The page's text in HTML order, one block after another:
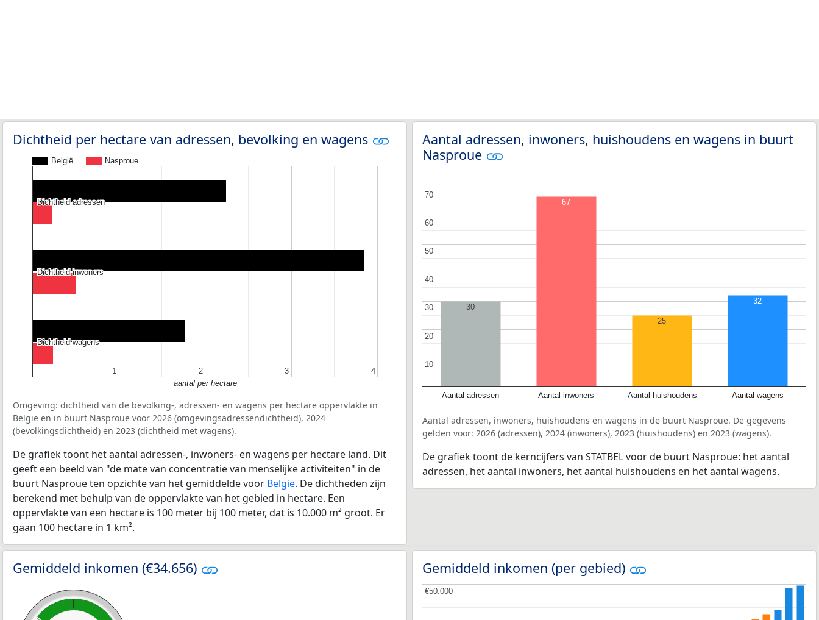
Dichtheid per hectare van adressen, bevolking en wagens
België Nasproue
1
1 2
2 3
3 4
4
Dichtheid adressen
Dichtheid adressen
Dichtheid inwoners
Dichtheid inwoners
Dichtheid wagens
Dichtheid wagens
aantal per hectare
Omgeving: dichtheid van de bevolking-, adressen- en wagens per hectare oppervlakte in
België en in buurt Nasproue voor 2026 (omgevingsadressendichtheid), 2024
(bevolkingsdichtheid) en 2023 (dichtheid met wagens).
De grafiek toont het aantal adressen-, inwoners- en wagens per hectare land. Dit
geeft een beeld van "de mate van concentratie van menselijke activiteiten" in de
buurt Nasproue ten opzichte van het gemiddelde voor België. De dichtheden zijn
berekend met behulp van de oppervlakte van het gebied in hectare. Een
oppervlakte van een hectare is 100 meter bij 100 meter, dat is 10.000 m² groot. Er
gaan 100 hectare in 1 km².
Aantal adressen, inwoners, huishoudens en wagens in buurt
Nasproue
Aantal adressen Aantal inwoners Aantal huishoudens Aantal wagens
10
10
20
20
30
30
40
40
50
50
60
60
70
70
30
67
25
32
Aantal adressen, inwoners, huishoudens en wagens in de buurt Nasproue. De gegevens
gelden voor: 2026 (adressen), 2024 (inwoners), 2023 (huishoudens) en 2023 (wagens).
De grafiek toont de kerncijfers van STATBEL voor de buurt Nasproue: het aantal
adressen, het aantal inwoners, het aantal huishoudens en het aantal wagens.
Gemiddeld inkomen (€34.656) Gemiddeld inkomen (per gebied)
€50.000
€50.000